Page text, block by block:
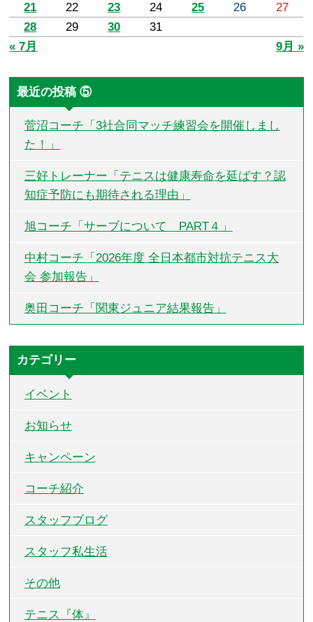
21
22 23 24 25 26
27
28
29 30
31
« 7月
9月 »
最近の投稿 ⑤
菅沼コーチ「3社合同マッチ練習会を開催しまし
た！」
三好トレーナー「テニスは健康寿命を延ばす？認
知症予防にも期待される理由」
旭コーチ「サーブについて PART４」
中村コーチ「2026年度 全日本都市対抗テニス大
会 参加報告」
奥田コーチ「関東ジュニア結果報告」
カテゴリー
イベント
お知らせ
キャンペーン
コーチ紹介
スタッフブログ
スタッフ私生活
その他
テニス『体』